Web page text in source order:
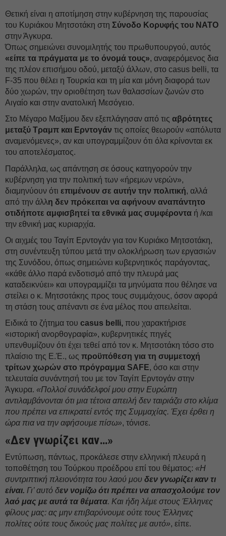
Θετική είναι η αποτίμηση στην κυβέρνηση της παρουσίας
του Κυριάκου Μητσοτάκη στη Σύνοδο Κορυφής του ΝΑΤΟ
στην Άγκυρα.
Όπως σημειώνει συνομιλητής του πρωθυπουργού, αυτός
«είπε τα πράγματα με το όνομά τους», αναφερόμενος δια
της πλέον επισήμου οδού, μεταξύ άλλων, στο casus belli, τα
F-35 που θέλει η Τουρκία και τη μία και μόνη διαφορά των
δύο χωρών, την οριοθέτηση των θαλασσίων ζωνών στο
Αιγαίο και στην ανατολική Μεσόγειο.
Στο Μέγαρο Μαξίμου δεν εξεπλάγησαν από τις αβρότητες
μεταξύ Τραμπ και Ερντογάν τις οποίες θεωρούν «απόλυτα
αναμενόμενες», αν και υπογραμμίζουν ότι όλα κρίνονται εκ
του αποτελέσματος.
Παράλληλα, ως απάντηση σε όσους κατηγορούν την
κυβέρνηση για την πολιτική των «ήρεμων νερών»,
διαμηνύουν ότι επιμένουν σε αυτήν την πολιτική, αλλά
από την άλλη δεν πρόκειται να αφήνουν αναπάντητο
οτιδήποτε αμφισβητεί τα εθνικά μας συμφέροντα ή /και
την εθνική μας κυριαρχία.
Οι αιχμές του Ταγίπ Ερντογάν για τον Κυριάκο Μητσοτάκη,
στη συνέντευξη τύπου μετά την ολοκλήρωση των εργασιών
της Συνόδου, όπως σημειώνει κυβερνητικός παράγοντας,
«κάθε άλλο παρά ενδοτισμό από την πλευρά μας
καταδεικνύει» και υπογραμμίζει τα μηνύματα που θέλησε να
στείλει ο κ. Μητσοτάκης προς τους συμμάχους, όσον αφορά
τη στάση τους απέναντι σε ένα μέλος που απειλείται.
Ειδικά το ζήτημα του casus belli, που χαρακτήρισε
«ιστορική ανορθογραφία», κυβερνητικές πηγές
υπενθυμίζουν ότι έχει τεθεί από τον κ. Μητσοτάκη τόσο στο
πλαίσιο της Ε.Έ., ως προϋπόθεση για τη συμμετοχή
τρίτων χωρών στο πρόγραμμα SAFE, όσο και στην
τελευταία συνάντησή του με τον Ταγίπ Ερντογάν στην
Άγκυρα. «Πολλοί συνάδελφοί μου στην Ευρώπη
αντιλαμβάνονται ότι μια τέτοια απειλή δεν ταιριάζει στο κλίμα
που πρέπει να επικρατεί εντός της Συμμαχίας. Έχει έρθει η
ώρα πια να την αφήσουμε πίσω», τόνισε.
«Δεν γνωρίζει καν…»
Εντύπωση, πάντως, προκάλεσε στην ελληνική πλευρά η
τοποθέτηση του Τούρκου προέδρου επί του θέματος: «Η
συντριπτική πλειονότητα του λαού μου δεν γνωρίζει καν τι
είναι. Γι’ αυτό δεν νομίζω ότι πρέπει να απασχολούμε τον
λαό μας με αυτά τα θέματα. Και ήδη λέμε στους Έλληνες
φίλους μας: ας μην επιβαρύνουμε ούτε τους Έλληνες
πολίτες ούτε τους δικούς μας πολίτες με αυτό», είπε.